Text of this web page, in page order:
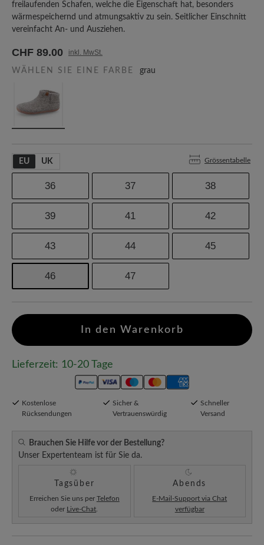
freilaufenden Schafen, welche die Eigenschaft hat, besonders
wärmespeichernd und atmungsaktiv zu sein. Seitlicher Einschnitt
vereinfacht An- und Ausziehen.
CHF 89.00 inkl. MwSt.
WÄHLEN SIE EINE FARBE grau
EU UK Grössentabelle
36 37 38
39 41 42
43 44 45
46 47
In den Warenkorb
Lieferzeit: 10-20 Tage
Kostenlose
Rücksendungen
Sicher &
Vertrauenswürdig
Schneller
Versand
Brauchen Sie Hilfe vor der Bestellung?
Unser Expertenteam ist für Sie da.
Tagsüber
Erreichen Sie uns per Telefon
oder Live-Chat
Abends
E-Mail-Support via Chat
verfügbar